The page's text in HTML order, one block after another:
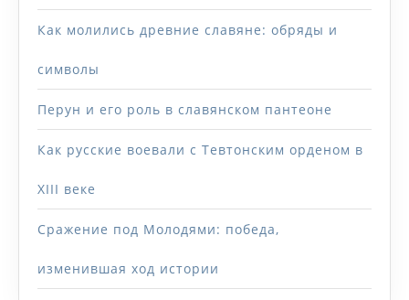
Как молились древние славяне: обряды и
символы
Перун и его роль в славянском пантеоне
Как русские воевали с Тевтонским орденом в
XIII веке
Сражение под Молодями: победа,
изменившая ход истории